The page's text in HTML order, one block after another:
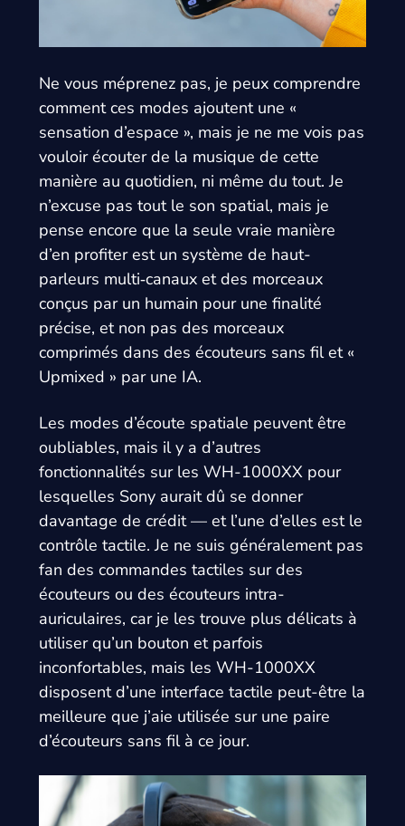
Ne vous méprenez pas, je peux comprendre
comment ces modes ajoutent une «
sensation d’espace », mais je ne me vois pas
vouloir écouter de la musique de cette
manière au quotidien, ni même du tout. Je
n’excuse pas tout le son spatial, mais je
pense encore que la seule vraie manière
d’en profiter est un système de haut-
parleurs multi‑canaux et des morceaux
conçus par un humain pour une finalité
précise, et non pas des morceaux
comprimés dans des écouteurs sans fil et «
Upmixed » par une IA.
Les modes d’écoute spatiale peuvent être
oubliables, mais il y a d’autres
fonctionnalités sur les WH-1000XX pour
lesquelles Sony aurait dû se donner
davantage de crédit — et l’une d’elles est le
contrôle tactile. Je ne suis généralement pas
fan des commandes tactiles sur des
écouteurs ou des écouteurs intra-
auriculaires, car je les trouve plus délicats à
utiliser qu’un bouton et parfois
inconfortables, mais les WH-1000XX
disposent d’une interface tactile peut-être la
meilleure que j’aie utilisée sur une paire
d’écouteurs sans fil à ce jour.